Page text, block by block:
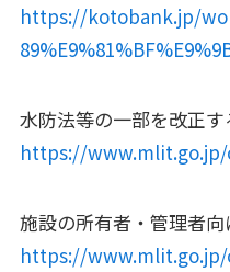
https://kotobank.jp/
水防法等の一部を改正
https://www.mlit.go.jp/
施設の所有者・管理者
https://www.mlit.go.jp/